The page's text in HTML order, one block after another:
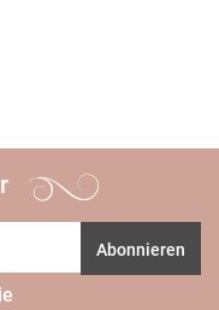
Abonnieren